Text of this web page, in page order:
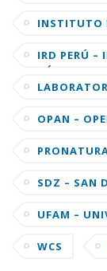
INSTITUTO
IRD PERÚ –
OPAN –
SDZ – SAN
UFAM –
WCS